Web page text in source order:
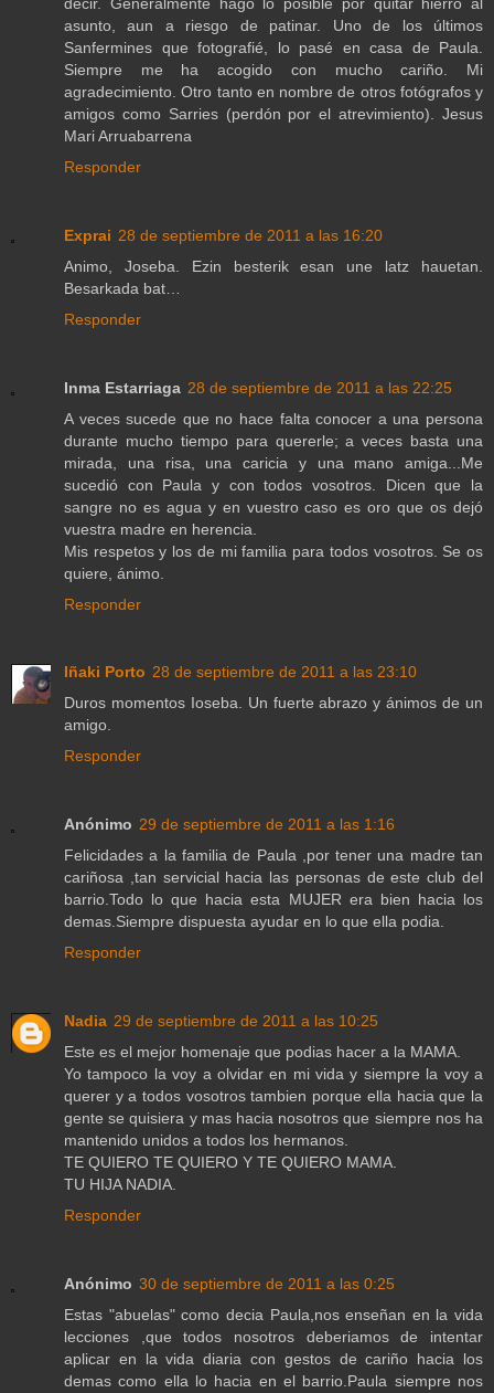
asunto, aun a riesgo de patinar. Uno de los últimos
Sanfermines que fotografié, lo pasé en casa de Paula.
Siempre me ha acogido con mucho cariño. Mi
agradecimiento. Otro tanto en nombre de otros fotógrafos y
amigos como Sarries (perdón por el atrevimiento). Jesus
Mari Arruabarrena
Responder
Exprai 28 de septiembre de 2011 a las 16:20
Animo, Joseba. Ezin besterik esan une latz hauetan.
Besarkada bat…
Responder
Inma Estarriaga 28 de septiembre de 2011 a las 22:25
A veces sucede que no hace falta conocer a una persona
durante mucho tiempo para quererle; a veces basta una
mirada, una risa, una caricia y una mano amiga...Me
sucedió con Paula y con todos vosotros. Dicen que la
sangre no es agua y en vuestro caso es oro que os dejó
vuestra madre en herencia.
Mis respetos y los de mi familia para todos vosotros. Se os
quiere, ánimo.
Responder
Iñaki Porto 28 de septiembre de 2011 a las 23:10
Duros momentos Ioseba. Un fuerte abrazo y ánimos de un
amigo.
Responder
Anónimo 29 de septiembre de 2011 a las 1:16
Felicidades a la familia de Paula ,por tener una madre tan
cariñosa ,tan servicial hacia las personas de este club del
barrio.Todo lo que hacia esta MUJER era bien hacia los
demas.Siempre dispuesta ayudar en lo que ella podia.
Responder
Nadia 29 de septiembre de 2011 a las 10:25
Este es el mejor homenaje que podias hacer a la MAMA.
Yo tampoco la voy a olvidar en mi vida y siempre la voy a
querer y a todos vosotros tambien porque ella hacia que la
gente se quisiera y mas hacia nosotros que siempre nos ha
mantenido unidos a todos los hermanos.
TE QUIERO TE QUIERO Y TE QUIERO MAMA.
TU HIJA NADIA.
Responder
Anónimo 30 de septiembre de 2011 a las 0:25
Estas "abuelas" como decia Paula,nos enseñan en la vida
lecciones ,que todos nosotros deberiamos de intentar
aplicar en la vida diaria con gestos de cariño hacia los
demas como ella lo hacia en el barrio.Paula siempre nos